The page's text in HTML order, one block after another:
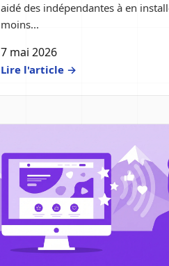
aidé des indépendantes à en
moins...
7 mai 2026
Lire l'article →